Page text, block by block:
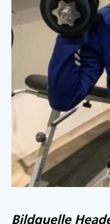
Bildquelle